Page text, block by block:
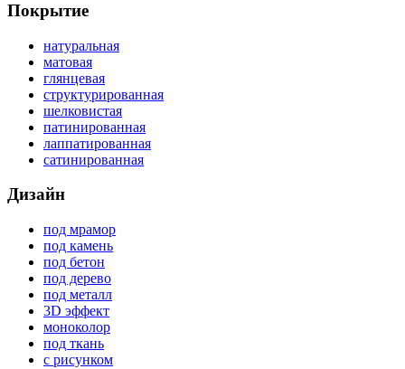
Покрытие
натуральная
матовая
глянцевая
структурированная
шелковистая
патинированная
лаппатированная
сатинированная
Дизайн
под мрамор
под камень
под бетон
под дерево
под металл
3D эффект
моноколор
под ткань
с рисунком